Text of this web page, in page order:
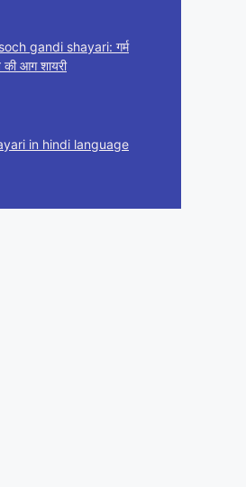
gandi shayari: गर्म
की आग शायरी
in hindi language